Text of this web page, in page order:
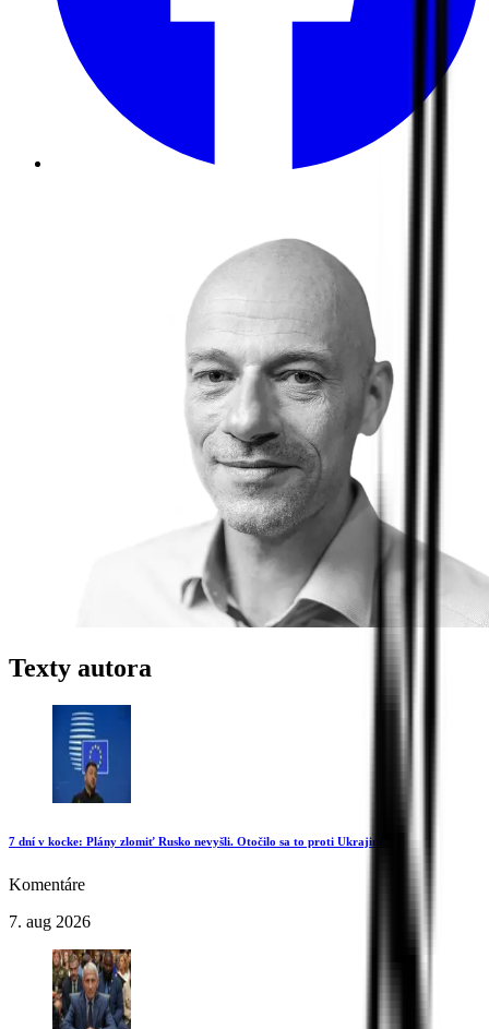
Texty autora
7 dní v kocke: Plány zlomiť Rusko nevyšli. Otočilo sa to proti Ukrajine
Komentáre
7. aug 2026